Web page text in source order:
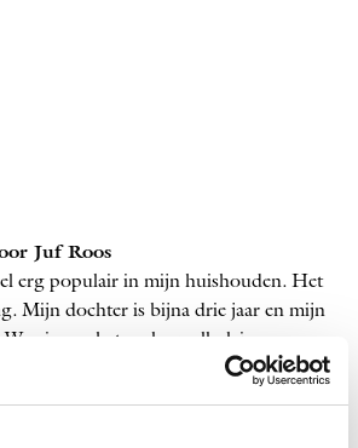
Juf Roos
erg populair in mijn huishouden. Het
Mijn dochter is bijna drie jaar en mijn
We zingen het veel, op allerlei
voor tips over betere uitvoeringen van